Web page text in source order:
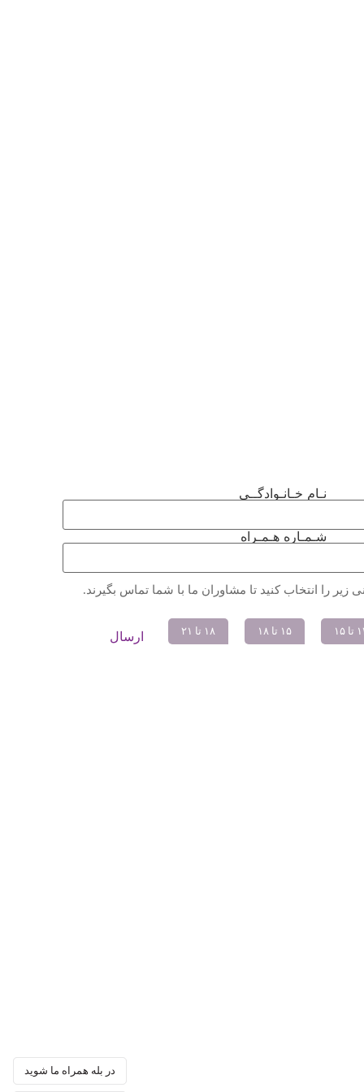
نـام خـانـوادگــی
شـمـاره هـمـراه
زیر را انتخاب کنید تا مشاوران ما با شما تماس بگیرند.
۱۵ ۱۵ تا ۱۸ ۱۸ تا ۲۱
در بله همراه ما شوید
در بله همراه ما شوید